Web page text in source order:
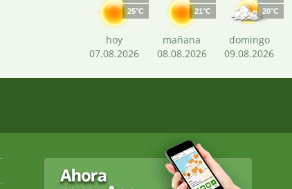
25°C
hoy
07.08.2026
21°C
mañana
08.08.2026
20°C
domingo
09.08.2026